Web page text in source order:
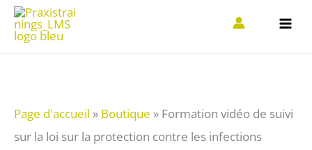
Aller
contenu
Page d'accueil » Boutique » Formation vidéo de suivi
sur la loi sur la protection contre les infections